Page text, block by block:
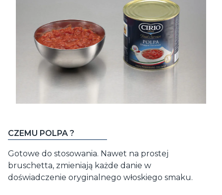
CZEMU POLPA ?
Gotowe do stosowania. Nawet na prostej
bruschetta, zmieniają każde danie w
doświadczenie oryginalnego włoskiego smaku.